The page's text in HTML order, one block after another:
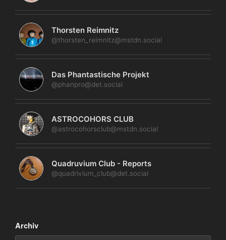
Thorsten Reimnitz
@thorsten_reimnitz@mstdn.social
Das Phantastische Projekt
@phanpro@det.social
ASTROCOHORS CLUB
@astrocohorsclub@mstdn.social
Quadruvium Club - Reports
@quadrivium_club@det.social
Archiv